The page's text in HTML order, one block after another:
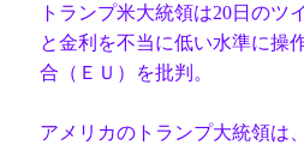
トランプ米大統領は20日のツ
と金利を不当に低い水準に操
合（ＥＵ）を批判。
アメリカのトランプ大統領は